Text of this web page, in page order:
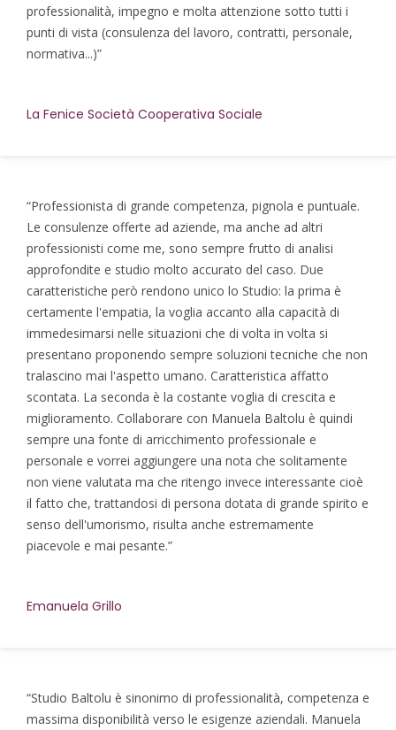
professionalità, impegno e molta attenzione sotto tutti i
punti di vista (consulenza del lavoro, contratti, personale,
normativa...)”
La Fenice Società Cooperativa Sociale
“Professionista di grande competenza, pignola e puntuale.
Le consulenze offerte ad aziende, ma anche ad altri
professionisti come me, sono sempre frutto di analisi
approfondite e studio molto accurato del caso. Due
caratteristiche però rendono unico lo Studio: la prima è
certamente l'empatia, la voglia accanto alla capacità di
immedesimarsi nelle situazioni che di volta in volta si
presentano proponendo sempre soluzioni tecniche che non
tralascino mai l'aspetto umano. Caratteristica affatto
scontata. La seconda è la costante voglia di crescita e
miglioramento. Collaborare con Manuela Baltolu è quindi
sempre una fonte di arricchimento professionale e
personale e vorrei aggiungere una nota che solitamente
non viene valutata ma che ritengo invece interessante cioè
il fatto che, trattandosi di persona dotata di grande spirito e
senso dell'umorismo, risulta anche estremamente
piacevole e mai pesante.”
Emanuela Grillo
“Studio Baltolu è sinonimo di professionalità, competenza e
massima disponibilità verso le esigenze aziendali. Manuela